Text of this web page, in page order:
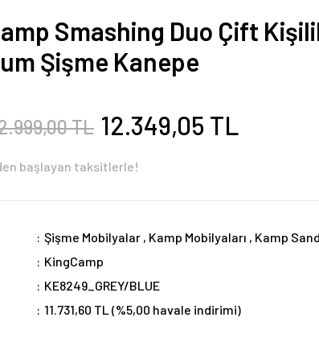
Smashing Duo Çift
Şişme Kanepe
TL 12.349,05 TL
den başlayan taksitlerle!
Şişme Mobilyalar , Kamp Mobilyaları , Kamp
KingCamp
KE8249_GREY/BLUE
11.731,60 TL (%5,00 havale indirimi)